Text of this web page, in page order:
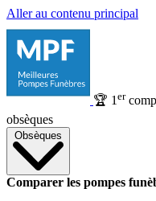
Aller au contenu principal
🏆 1 er
obsèques
Obsèques
Comparer les pompes